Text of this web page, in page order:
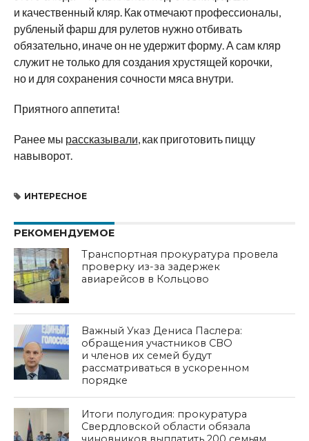
и качественный кляр. Как отмечают профессионалы,
рубленый фарш для рулетов нужно отбивать
обязательно, иначе он не удержит форму. А сам кляр
служит не только для создания хрустящей корочки,
но и для сохранения сочности мяса внутри.
Приятного аппетита!
Ранее мы рассказывали , как приготовить пиццу
навыворот.
ИНТЕРЕСНОЕ
РЕКОМЕНДУЕМОЕ
Транспортная прокуратура провела
проверку из-за задержек
авиарейсов в Кольцово
Важный Указ Дениса Паслера:
обращения участников СВО
и членов их семей будут
рассматриваться в ускоренном
порядке
Итоги полугодия: прокуратура
Свердловской области обязала